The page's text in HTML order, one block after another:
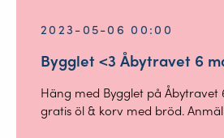
2023-05-06 00:00
Bygglet <3 Åbytravet 6
Häng med Bygglet på Åbytravet
gratis öl & korv med bröd.